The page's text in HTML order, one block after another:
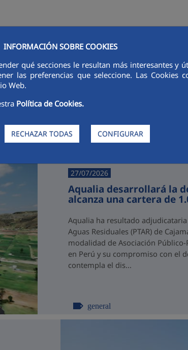
INFORMACIÓN SOBRE COOKIES
qué secciones le resultan más interesantes y
las preferencias que seleccione. Las Cookies
Web.
Política de Cookies.
RECHAZAR TODAS CONFIGURAR
Últimas noticias
27/07/2026
Aqualia desarrollará la
alcanza una cartera de
Aqualia ha resultado
Aguas Residuales (PTAR) de
modalidad de Asociación
en Perú y su compromiso con el
contempla el dis...
general